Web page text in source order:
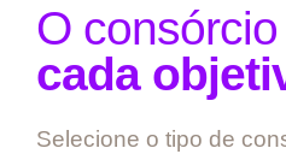
O
cada
Selecione o tipo de